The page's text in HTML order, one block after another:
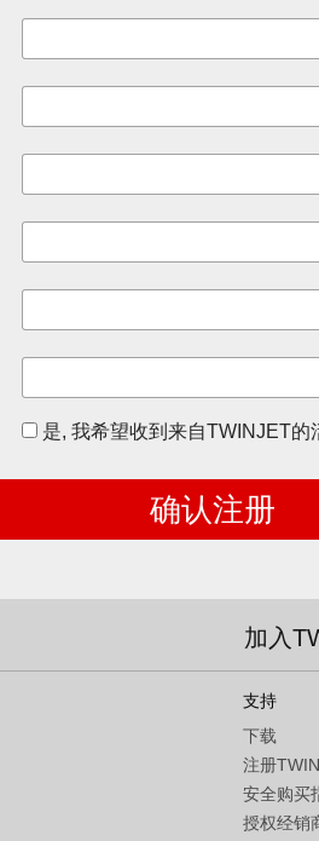
是, 我希望收到来自TWINJET的
确认注册
加入
支持
下载
注册
安全购买
授权经销